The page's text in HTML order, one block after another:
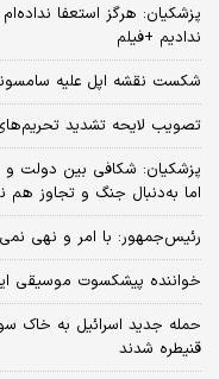
پزشکیان: هرگز استعفا
ندادیم +فیلم
شکست نقشه اپل علیه
تصویب لایحه تشدید
پزشکیان: شکافی بین دولت و
اما به‌دنبال جنگ و تجاوز هم
رئیس‌جمهور: با امر و نهی
خواننده پیشکسوت موسیقی
قنیطره شدند